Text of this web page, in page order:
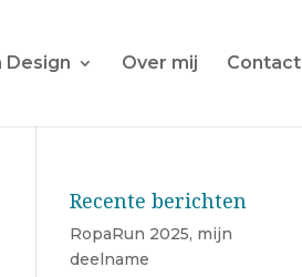
Design Over mij Contact
Recente berichten
RopaRun 2025, mijn
deelname